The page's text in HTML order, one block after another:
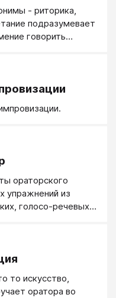
Ораторское
речи изучает
- риторика,
подразумевает
мастерства
ораторского
упражнений из
голосо-речевых
то искусство,
оратора во